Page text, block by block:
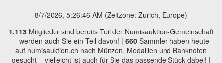
8/7/2026, 5:26:47 AM (Zeitzone: Zurich, Europe)
1.113 Mitglieder sind bereits Teil der Numisauktion-Gemeinschaft
– werden auch Sie ein Teil davon! | 660Sammler haben heute
auf numisauktion.ch nach Münzen, Medaillen und Banknoten
gesucht – vielleicht ist auch für Sie das passende Stück dabei! |